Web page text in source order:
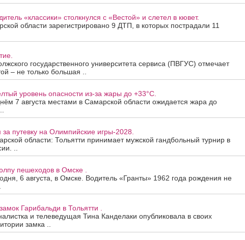
«классики» столкнулся с «Вестой» и слетел в кювет.
области зарегистрировано 9 ДТП, в которых пострадали 11
государственного университета сервиса (ПВГУС) отмечает
– не только большая ..
уровень опасности из-за жары до +33°C.
7 августа местами в Самарской области ожидается жара до
за путевку на Олимпийские игры-2028.
области: Тольятти принимает мужской гандбольный турнир в
..
пешеходов в Омске .
6 августа, в Омске. Водитель «Гранты» 1962 года рождения не
Гарибальди в Тольятти .
и телеведущая Тина Канделаки опубликовала в своих
замка ..